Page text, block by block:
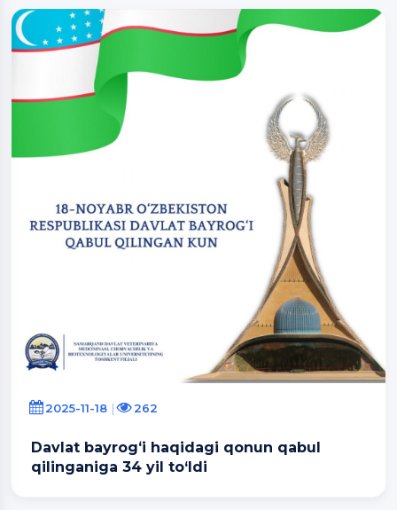
2025-11-18 262
Davlat bayrogʻi haqidagi qonun qabul
qilinganiga 34 yil to‘ldi